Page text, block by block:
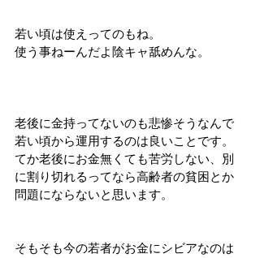
若い頃は使えってのもね。
使う事ねーんだよ陰キャ舐めんな。
老後に金持ってないのも悲惨そうなんで
若い頃から運用するのは良いことです。
てか老後にお金無くても苦労しない、別
に割り切れるってなら高齢者の貧困とか
問題にならないと思います。
そもそも今の若者がお金にシビアなのは